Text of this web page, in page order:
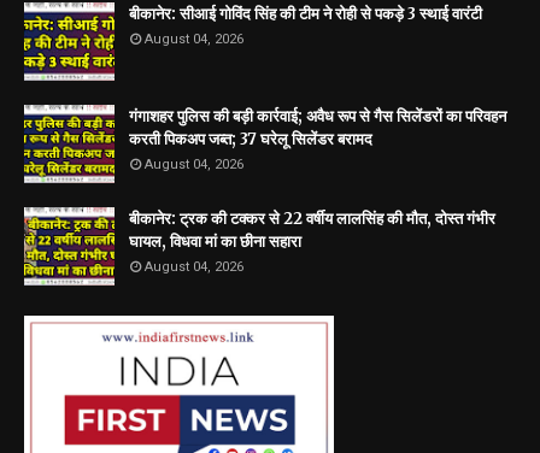
बीकानेर: सीआई गोविंद सिंह की टीम ने रोही से पकड़े 3 स्थाई वारंटी
August 04, 2026
गंगाशहर पुलिस की बड़ी कार्रवाई; अवैध रूप से गैस सिलेंडरों का परिवहन
करती पिकअप जब्त; 37 घरेलू सिलेंडर बरामद
August 04, 2026
बीकानेर: ट्रक की टक्कर से 22 वर्षीय लालसिंह की मौत, दोस्त गंभीर
घायल, विधवा मां का छीना सहारा
August 04, 2026